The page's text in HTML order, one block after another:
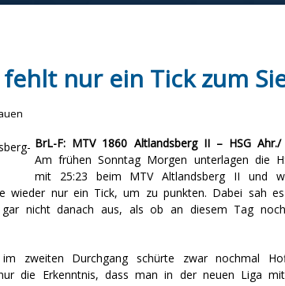
nur ein Tick zum
BrL-F: MTV 1860 Altlandsberg II – HSG Ahr./
Am frühen Sonntag Morgen unterlagen die
mit 25:23 beim MTV Altlandsberg II und
wieder nur ein Tick, um zu punkten. Dabei sah
gar nicht danach aus, als ob an diesem Tag
zweiten Durchgang schürte zwar nochmal
die Erkenntnis, dass man in der neuen Liga